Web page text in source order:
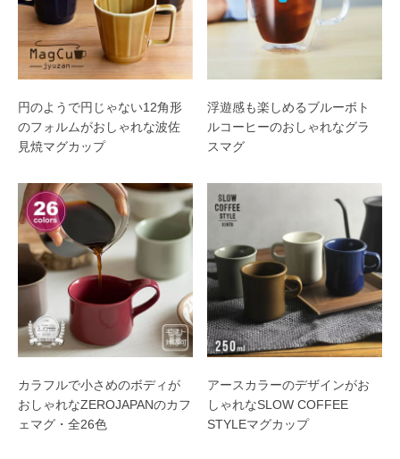
円のようで円じゃない12角形
のフォルムがおしゃれな波佐
見焼マグカップ
浮遊感も楽しめるブルーボト
ルコーヒーのおしゃれなグラ
スマグ
カラフルで小さめのボディが
おしゃれなZEROJAPANのカフ
ェマグ・全26色
アースカラーのデザインがお
しゃれなSLOW COFFEE
STYLEマグカップ